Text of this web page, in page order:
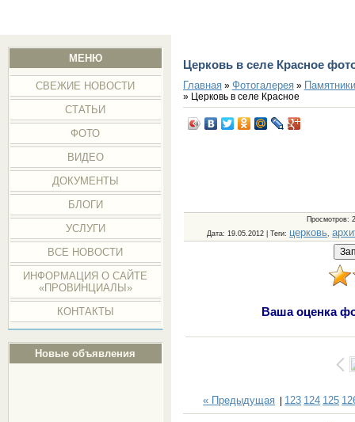
МЕНЮ
СВЕЖИЕ НОВОСТИ
СТАТЬИ
ФОТО
ВИДЕО
ДОКУМЕНТЫ
БЛОГИ
УСЛУГИ
ВСЕ НОВОСТИ
ИНФОРМАЦИЯ О САЙТЕ
«ПРОВИНЦИАЛЫ»
КОНТАКТЫ
Новые объявления
Церковь в селе Красное
Главная» Фотогалерея»
» Церковь в селе Красное
Просмотров:
Дата: 19.05.2012 |Теги: церковь ,
Ваша оценка
« Предыдущая | 123 124 125